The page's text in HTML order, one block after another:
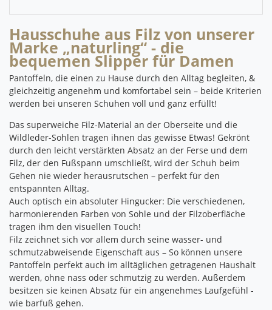
Hausschuhe aus Filz von unserer
Marke „naturling“ - die
bequemen Slipper für Damen
Pantoffeln, die einen zu Hause durch den Alltag begleiten, &
gleichzeitig angenehm und komfortabel sein – beide Kriterien
werden bei unseren Schuhen voll und ganz erfüllt!
Das superweiche Filz-Material an der Oberseite und die
Wildleder-Sohlen tragen ihnen das gewisse Etwas! Gekrönt
durch den leicht verstärkten Absatz an der Ferse und dem
Filz, der den Fußspann umschließt, wird der Schuh beim
Gehen nie wieder herausrutschen – perfekt für den
entspannten Alltag.
Auch optisch ein absoluter Hingucker: Die verschiedenen,
harmonierenden Farben von Sohle und der Filzoberfläche
tragen ihm den visuellen Touch!
Filz zeichnet sich vor allem durch seine wasser- und
schmutzabweisende Eigenschaft aus – So können unsere
Pantoffeln perfekt auch im alltäglichen getragenen Haushalt
werden, ohne nass oder schmutzig zu werden. Außerdem
besitzen sie keinen Absatz für ein angenehmes Laufgefühl -
wie barfuß gehen.